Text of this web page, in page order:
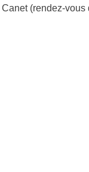
(rendez-vous